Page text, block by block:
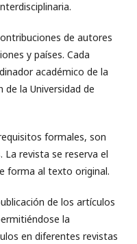
de autores
y países. Cada
académico de la
de la Universidad de
formales, son
revista se reserva el
forma al texto original.
de los artículos
la
en diferentes revistas